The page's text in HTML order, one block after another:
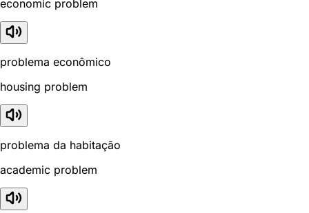
economic problem
problema econômico
housing problem
problema da habitação
academic problem